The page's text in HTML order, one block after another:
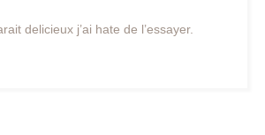
delicieux j’ai hate de l’essayer.